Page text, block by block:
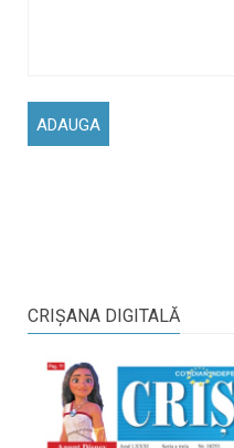
CRIŞANA DIGITALĂ